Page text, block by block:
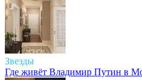
Звезды
Где живёт Владимир Путин в